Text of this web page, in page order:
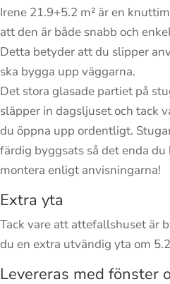
Irene 21.9+5.2 m² är en
att den är både snabb och
Detta betyder att du slipper
ska bygga upp väggarna.
Det stora glasade partiet på
släpper in dagsljuset och tack
du öppna upp ordentligt.
färdig byggsats så det enda
montera enligt anvisningarna!
Extra yta
Tack vare att attefallshuset är
du en extra utvändig yta om
Levereras med fönster